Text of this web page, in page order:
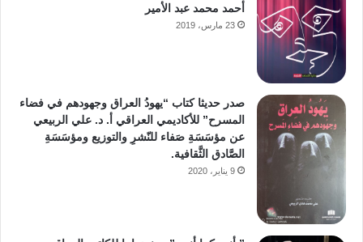
أحمد محمد عبد الأمير
23 مارس، 2019
صدر حديثا كتاب “يهودُ العراق وجهودهم في فضاء
المسرح” للأكاديمي العراقي أ. د. علي الربيعي
عن مؤسَسَةِ صَفاء للنّشرِ والتوزيع ومؤسَسَةِ
الصَّادق الثَّقافية.
9 يناير، 2020